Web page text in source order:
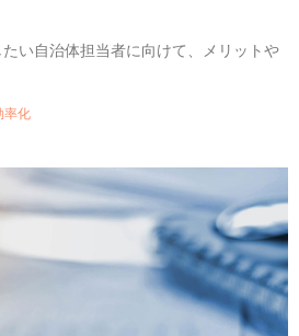
い自治体担当者に向けて、メリットや
率化